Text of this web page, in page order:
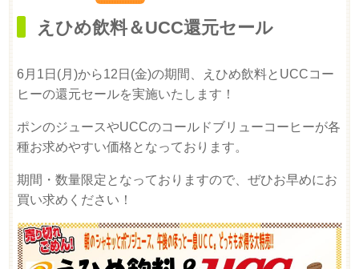
えひめ飲料＆UCC還元セール
6月1日(月)から12日(金)の期間、えひめ飲料とUCCコー
ヒーの還元セールを実施いたします！
ポンのジュースやUCCのコールドブリューコーヒーが各
種お求めやすい価格となっております。
期間・数量限定となっておりますので、ぜひお早めにお
買い求めください！